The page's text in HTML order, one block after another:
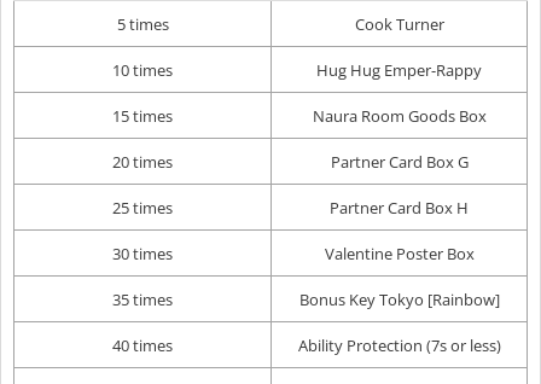
5 times Cook Turner
10 times Hug Hug Emper-Rappy
15 times Naura Room Goods Box
20 times Partner Card Box G
25 times Partner Card Box H
30 times Valentine Poster Box
35 times Bonus Key Tokyo [Rainbow]
40 times Ability Protection (7s or less)